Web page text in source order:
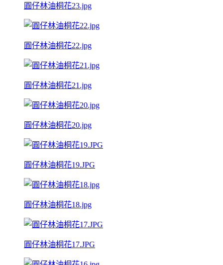
圓仔林油桐花23.jpg
圓仔林油桐花22.jpg
圓仔林油桐花21.jpg
圓仔林油桐花20.jpg
圓仔林油桐花19.JPG
圓仔林油桐花18.jpg
圓仔林油桐花17.JPG